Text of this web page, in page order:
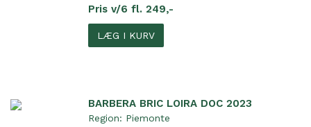
Pris v/6 fl. 249,-
LÆG I KURV
BARBERA BRIC LOIRA DOC 2023
Region: Piemonte